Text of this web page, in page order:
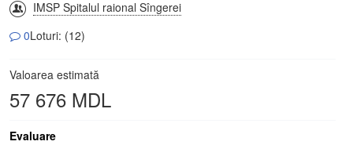
IMSP Spitalul raional Sîngerei
0Loturi: (12)
Valoarea estimată
57 676 MDL
Evaluare